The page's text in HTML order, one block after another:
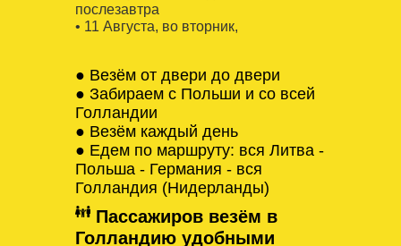
послезавтра
• 11 Августa, во вторник,
● Везём от двери до двери
● Забираем с Польши и со всей
Голландии
● Везём каждый день
● Едем по маршруту: вся Литва -
Польша - Германия - вся
Голландия (Нидерланды)
Пассажиров везём в
Голландию удобными